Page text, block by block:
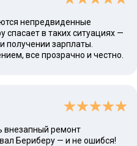
непредвиденные
в таких ситуациях —
зарплаты.
все прозрачно и честно.
внезапный ремонт
Бериберу — и не ошибся!